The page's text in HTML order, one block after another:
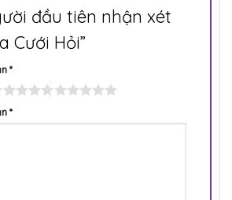
đầu tiên nhận xét
Cưới Hỏi”
*
*